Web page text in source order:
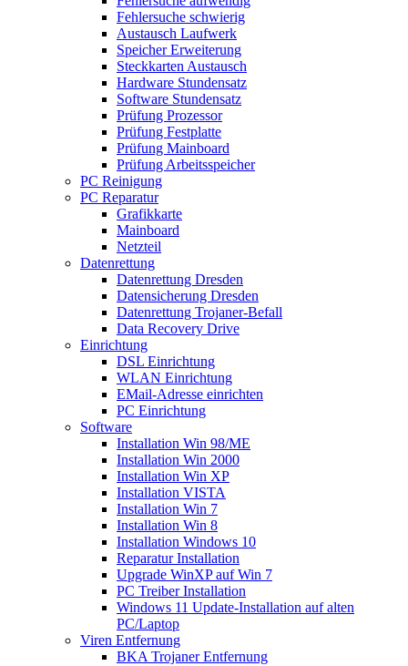
Fehlersuche schwierig
Austausch Laufwerk
Speicher Erweiterung
Steckkarten Austausch
Hardware Stundensatz
Software Stundensatz
Prüfung Prozessor
Prüfung Festplatte
Prüfung Mainboard
Prüfung Arbeitsspeicher
PC Reinigung
PC Reparatur
Grafikkarte
Mainboard
Netzteil
Datenrettung
Datenrettung Dresden
Datensicherung Dresden
Datenrettung Trojaner-Befall
Data Recovery Drive
Einrichtung
DSL Einrichtung
WLAN Einrichtung
EMail-Adresse einrichten
PC Einrichtung
Software
Installation Win 98/ME
Installation Win 2000
Installation Win XP
Installation VISTA
Installation Win 7
Installation Win 8
Installation Windows 10
Reparatur Installation
Upgrade WinXP auf Win 7
PC Treiber Installation
Windows 11 Update-Installation auf alten
PC/Laptop
Viren Entfernung
BKA Trojaner Entfernung